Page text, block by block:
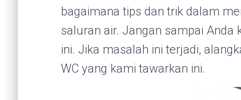
bagaimana tips dan trik dalam
saluran air. Jangan sampai Anda
ini. Jika masalah ini terjadi,
WC yang kami tawarkan ini.